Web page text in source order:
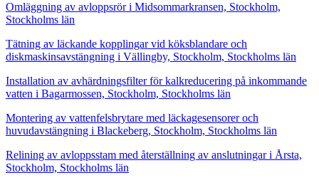
Omläggning av avloppsrör i Midsommarkransen, Stockholm,
Stockholms län
Tätning av läckande kopplingar vid köksblandare och
diskmaskinsavstängning i Vällingby, Stockholm, Stockholms län
Installation av avhärdningsfilter för kalkreducering på inkommande
vatten i Bagarmossen, Stockholm, Stockholms län
Montering av vattenfelsbrytare med läckagesensorer och
huvudavstängning i Blackeberg, Stockholm, Stockholms län
Relining av avloppsstam med återställning av anslutningar i Årsta,
Stockholm, Stockholms län